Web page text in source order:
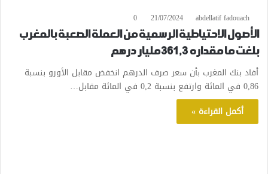
abdellatif fadouach
21/07/2024
0
الأصول الاحتياطية الرسمية من العملة الصعبة بالمغرب
بلغت ما مقداره 361,3 مليار درهم
أفاد بنك المغرب بأن سعر صرف الدرهم انخفض مقابل الأورو بنسبة
0,86 في المائة وارتفع بنسبة 0,2 في المائة مقابل…
أكمل القراءة »